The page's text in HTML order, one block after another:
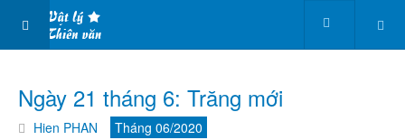
Ngày 21 tháng 6: Trăng mới
Hien PHAN
Tháng 06/2020